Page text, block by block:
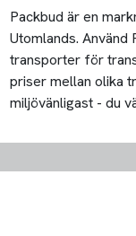
Packbud är en
Utomlands.
transporter för
priser mellan olika
miljövänligast - du